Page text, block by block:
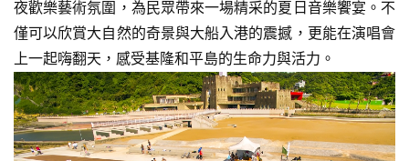
夜歡樂藝術氛圍，為民眾帶來一場精采的夏日音樂饗宴。不
僅可以欣賞大自然的奇景與大船入港的震撼，更能在演唱會
上一起嗨翻天，感受基隆和平島的生命力與活力。